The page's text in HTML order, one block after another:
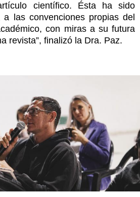
científico. Ésta ha sido
las convenciones propias del
con miras a su futura
revista”, finalizó la Dra. Paz.